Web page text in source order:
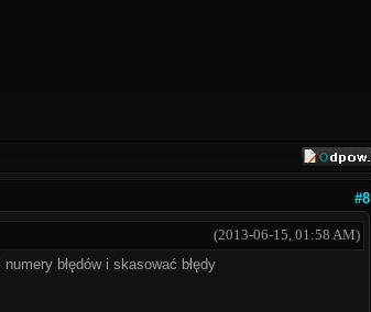
#8
(2013-06-15, 01:58 AM)
błędów i skasować błędy